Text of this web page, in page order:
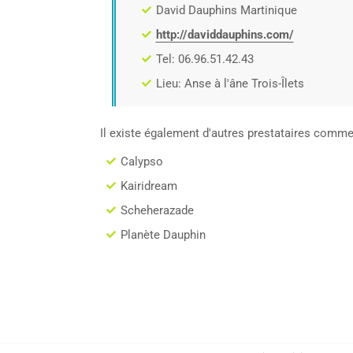
David Dauphins Martinique
http://daviddauphins.com/
Tel: 06.96.51.42.43
Lieu: Anse à l'âne Trois-Îlets
Il existe également d'autres prestataires
Calypso
Kairidream
Scheherazade
Planète Dauphin